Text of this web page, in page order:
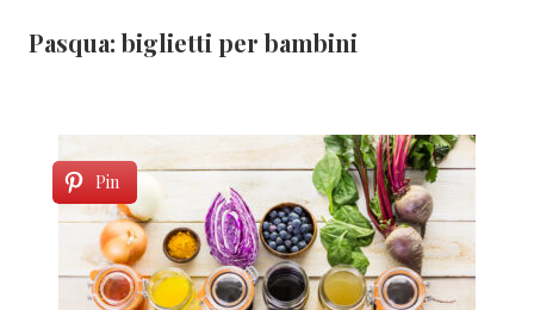
Pasqua: biglietti per bambini
Pin